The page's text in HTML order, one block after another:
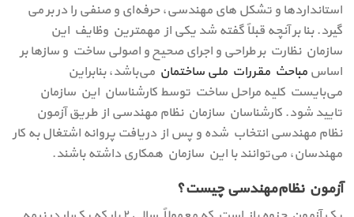
استانداردها و تشکل های‌ مهندسی‌، حرفه‌ای و صنفی را در بر می
گیرد. بنا بر آنچه قبلاً گفته شد یکی از مهمترین وظایف این
سازمان نظارت بر طراحی و اجرای صحیح و اصولی ساخت و سازها بر
اساس مباحث مقررات ملی ساختمان می‌باشد، بنابراین
می‌بایست کلیه مراحل ساخت توسط کارشناسان این سازمان
تایید شود. کارشناسان سازمان نظام مهندسی از طریق آزمون
نظام مهندسی انتخاب شده و پس از دریافت پروانه اشتغال به کار
مهندسان، می‌توانند با این سازمان همکاری داشته باشند.
آزمون نظام‌مهندسی چیست؟